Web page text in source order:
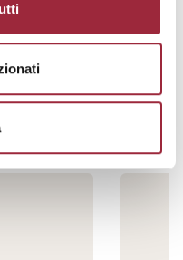
i professionisti del
momento per